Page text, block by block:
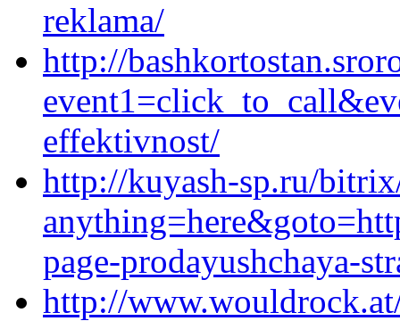
reklama/
http://
effektivnost/
http://kuyash-sp.ru/
page-prodayushchaya-
http://